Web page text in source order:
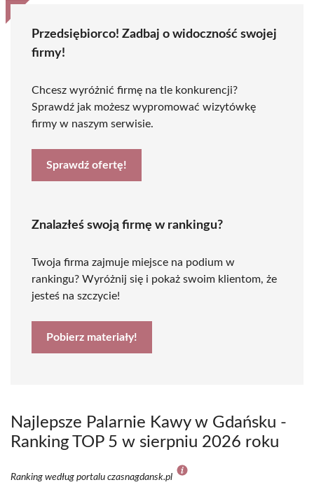
Przedsiębiorco! Zadbaj o widoczność swojej
firmy!
Chcesz wyróżnić firmę na tle konkurencji?
Sprawdź jak możesz wypromować wizytówkę
firmy w naszym serwisie.
Sprawdź ofertę!
Znalazłeś swoją firmę w rankingu?
Twoja firma zajmuje miejsce na podium w
rankingu? Wyróżnij się i pokaż swoim klientom, że
jesteś na szczycie!
Pobierz materiały!
Najlepsze Palarnie Kawy w Gdańsku -
Ranking TOP 5 w sierpniu 2026 roku
Ranking według portalu czasnagdansk.pl